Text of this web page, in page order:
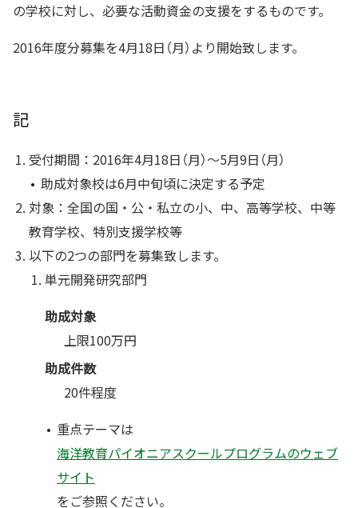
の学校に対し、必要な活動資金の支援をするものです。
2016年度分募集を4月18日（月）より開始致します。
記
受付期間：2016年4月18日（月）〜5月9日（月）
助成対象校は6月中旬頃に決定する予定
対象：全国の国・公・私立の小、中、高等学校、中等
教育学校、特別支援学校等
以下の2つの部門を募集致します。
単元開発研究部門
助成対象
上限100万円
助成件数
20件程度
重点テーマは
海洋教育パイオニアスクールプログラムのウェブ
サイト
をご参照ください。